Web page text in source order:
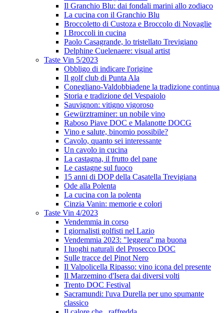
Il Granchio Blu: dai fondali marini allo zodiaco
La cucina con il Granchio Blu
Broccoletto di Custoza e Broccolo di Novaglie
I Broccoli in cucina
Paolo Casagrande, lo tristellato Trevigiano
Delphine Cuelenaere: visual artist
Taste Vin 5/2023
Obbligo di indicare l'origine
Il golf club di Punta Ala
Conegliano-Valdobbiadene la tradizione continua
Storia e tradizione del Vespaiolo
Sauvignon: vitigno vigoroso
Gewürztraminer: un nobile vino
Raboso Piave DOC e Malanotte DOCG
Vino e salute, binomio possibile?
Cavolo, quanto sei interessante
Un cavolo in cucina
La castagna, il frutto del pane
Le castagne sul fuoco
15 anni di DOP della Casatella Trevigiana
Ode alla Polenta
La cucina con la polenta
Cinzia Vanin: memorie e colori
Taste Vin 4/2023
Vendemmia in corso
I giornalisti golfisti nel Lazio
Vendemmia 2023: "leggera" ma buona
I luoghi naturali del Prosecco DOC
Sulle tracce del Pinot Nero
Il Valpolicella Ripasso: vino icona del presente
Il Marzemino d'Isera dai diversi volti
Trento DOC Festival
Sacramundi: l'uva Durella per uno spumante
classico